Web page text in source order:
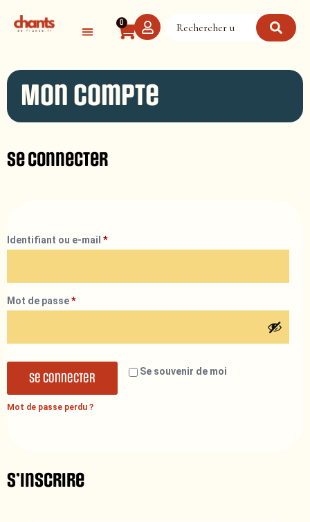
0
Mon compte
Se connecter
Identifiant ou e-mail *
Mot de passe*
Se souvenir de moi
Se connecter
Mot de passe perdu ?
S’inscrire